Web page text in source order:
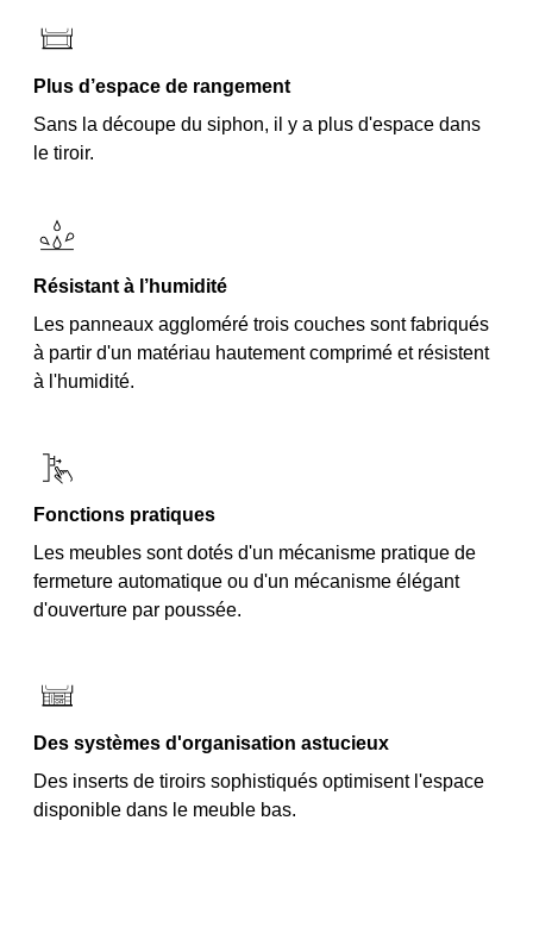
Plus d’espace de rangement
Sans la découpe du siphon, il y a plus d'espace dans
le tiroir.
Résistant à l’humidité
Les panneaux aggloméré trois couches sont fabriqués
à partir d'un matériau hautement comprimé et résistent
à l'humidité.
Fonctions pratiques
Les meubles sont dotés d'un mécanisme pratique de
fermeture automatique ou d'un mécanisme élégant
d'ouverture par poussée.
Des systèmes d'organisation astucieux
Des inserts de tiroirs sophistiqués optimisent l'espace
disponible dans le meuble bas.